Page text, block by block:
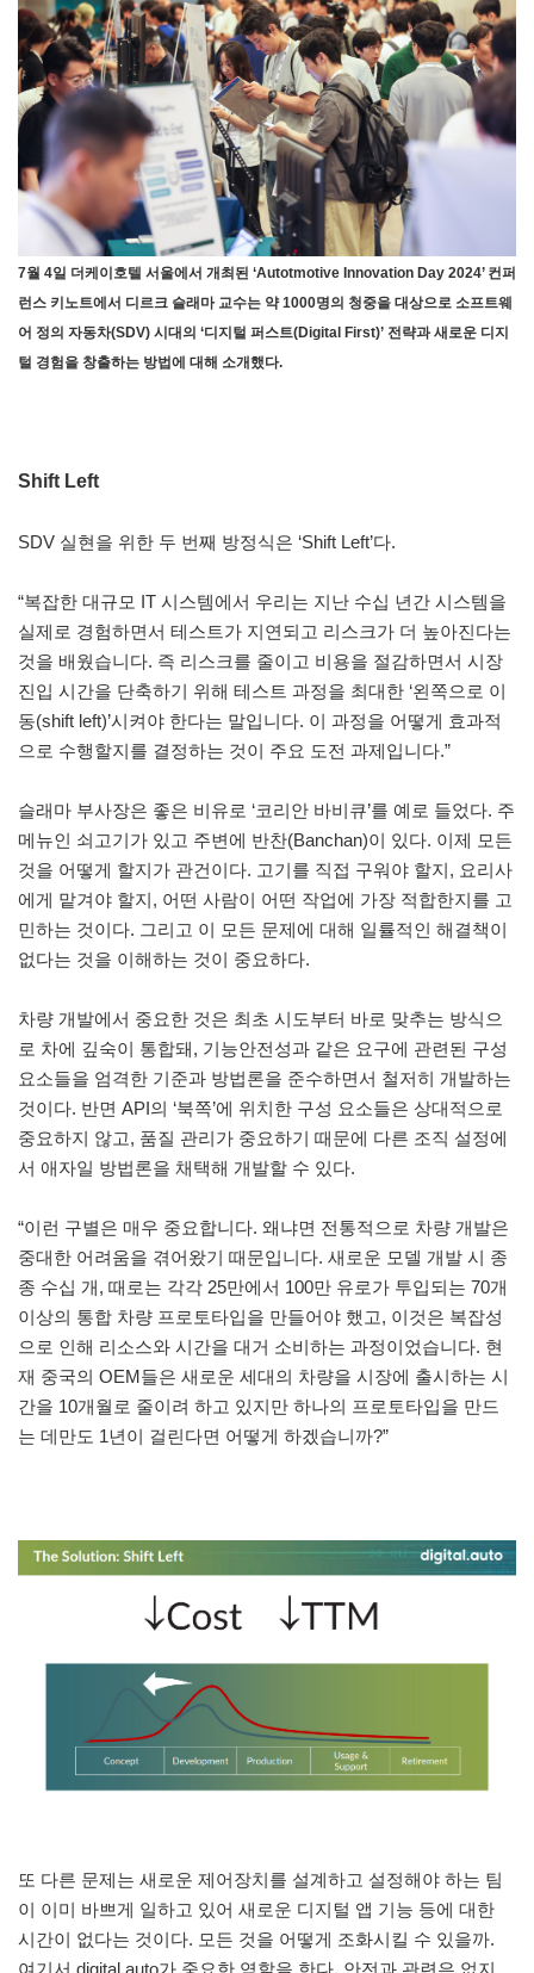
7월 4일 더케이호텔 서울에서 개최된 ‘Autotmotive Innovation Day 2024’ 컨퍼
런스 키노트에서 디르크 슬래마 교수는 약 1000명의 청중을 대상으로 소프트웨
어 정의 자동차(SDV) 시대의 ‘디지털 퍼스트(Digital First)’ 전략과 새로운 디지
털 경험을 창출하는 방법에 대해 소개했다.
Shift Left
SDV 실현을 위한 두 번째 방정식은 ‘Shift Left’다.
“복잡한 대규모 IT 시스템에서 우리는 지난 수십 년간 시스템을
실제로 경험하면서 테스트가 지연되고 리스크가 더 높아진다는
것을 배웠습니다. 즉 리스크를 줄이고 비용을 절감하면서 시장
진입 시간을 단축하기 위해 테스트 과정을 최대한 ‘왼쪽으로 이
동(shift left)’시켜야 한다는 말입니다. 이 과정을 어떻게 효과적
으로 수행할지를 결정하는 것이 주요 도전 과제입니다.”
슬래마 부사장은 좋은 비유로 ‘코리안 바비큐’를 예로 들었다. 주
메뉴인 쇠고기가 있고 주변에 반찬(Banchan)이 있다. 이제 모든
것을 어떻게 할지가 관건이다. 고기를 직접 구워야 할지, 요리사
에게 맡겨야 할지, 어떤 사람이 어떤 작업에 가장 적합한지를 고
민하는 것이다. 그리고 이 모든 문제에 대해 일률적인 해결책이
없다는 것을 이해하는 것이 중요하다.
차량 개발에서 중요한 것은 최초 시도부터 바로 맞추는 방식으
로 차에 깊숙이 통합돼, 기능안전성과 같은 요구에 관련된 구성
요소들을 엄격한 기준과 방법론을 준수하면서 철저히 개발하는
것이다. 반면 API의 ‘북쪽’에 위치한 구성 요소들은 상대적으로
중요하지 않고, 품질 관리가 중요하기 때문에 다른 조직 설정에
서 애자일 방법론을 채택해 개발할 수 있다.
“이런 구별은 매우 중요합니다. 왜냐면 전통적으로 차량 개발은
중대한 어려움을 겪어왔기 때문입니다. 새로운 모델 개발 시 종
종 수십 개, 때로는 각각 25만에서 100만 유로가 투입되는 70개
이상의 통합 차량 프로토타입을 만들어야 했고, 이것은 복잡성
으로 인해 리소스와 시간을 대거 소비하는 과정이었습니다. 현
재 중국의 OEM들은 새로운 세대의 차량을 시장에 출시하는 시
간을 10개월로 줄이려 하고 있지만 하나의 프로토타입을 만드
는 데만도 1년이 걸린다면 어떻게 하겠습니까?”
또 다른 문제는 새로운 제어장치를 설계하고 설정해야 하는 팀
이 이미 바쁘게 일하고 있어 새로운 디지털 앱 기능 등에 대한
시간이 없다는 것이다. 모든 것을 어떻게 조화시킬 수 있을까.